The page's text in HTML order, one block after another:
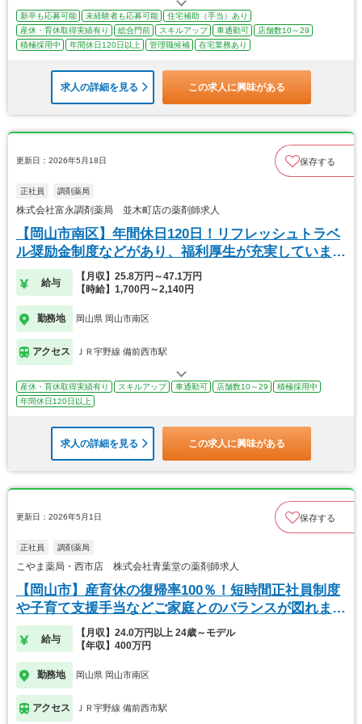
新卒も応募可能 未経験者も応募可能
住宅補助（手当）あり
産休・育休取得実績有り
総合門前 スキルアップ 車通勤可
店舗数10～29
積極採用中
年間休日120日以上 管理職候補 在宅業務あり
求人の詳細を見る この求人に興味がある
更新日：2026年5月18日 保存する
正社員 調剤薬局
株式会社富永調剤薬局 並木町店の薬剤師求人
【岡山市南区】年間休日120日！リフレッシュトラベ
ル奨励金制度などがあり、福利厚生が充実していま
す！
給与
【月収】25.8万円～47.1万円
【時給】1,700円～2,140円
勤務地 岡山県 岡山市南区
アクセス ＪＲ宇野線 備前西市駅
産休・育休取得実績有り スキルアップ 車通勤可 店舗数10～29
積極採用中
年間休日120日以上
求人の詳細を見る この求人に興味がある
更新日：2026年5月1日 保存する
正社員 調剤薬局
こやま薬局・西市店 株式会社青葉堂の薬剤師求人
【岡山市】産育休の復帰率100％！短時間正社員制度
や子育て支援手当などご家庭とのバランスが図れま
す！
給与
【月収】24.0万円以上 24歳～モデル
【年収】400万円
勤務地 岡山県 岡山市南区
アクセス ＪＲ宇野線 備前西市駅